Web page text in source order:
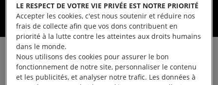
La libération sous caution d’Idil Eser, la
directrice d’Amnesty Turquie, et des 9
LE RESPECT DE VOTRE VIE PRIVÉE EST NOTRE PRIORITÉ
Accepter les cookies, c'est nous soutenir et réduire nos
frais de collecte afin que vos dons contribuent en
priorité à la lutte contre les atteintes aux droits humains
dans le monde.
Nous utilisons des cookies pour assurer le bon
fonctionnement de notre site, personnaliser le contenu
et les publicités, et analyser notre trafic. Les données à